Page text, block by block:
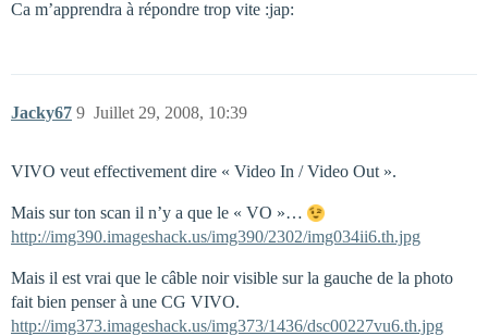
Ca m’apprendra à répondre trop vite :jap:
Jacky67 Juillet 29, 2008, 10:39
9
VIVO veut effectivement dire « Video In / Video Out ».
Mais sur ton scan il n’y a que le « VO »…
http://img390.imageshack.us/img390/2302/img034ii6.th.jpg
Mais il est vrai que le câble noir visible sur la gauche de la photo
fait bien penser à une CG VIVO.
http://img373.imageshack.us/img373/1436/dsc00227vu6.th.jpg